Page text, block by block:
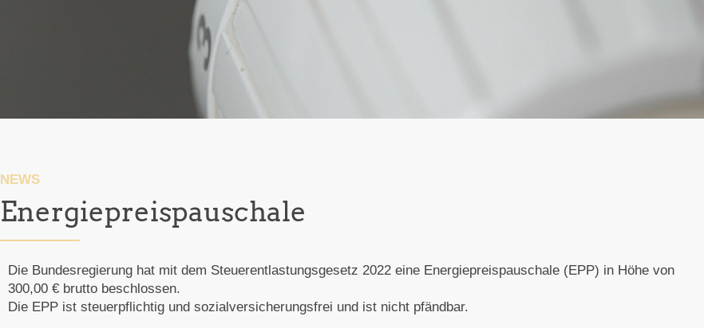
NEWS
Energiepreispauschale
Die Bundesregierung hat mit dem Steuerentlastungsgesetz 2022 eine Energiepreispauschale (EPP) in Höhe von
300,00 € brutto beschlossen.
Die EPP ist steuerpflichtig und sozialversicherungsfrei und ist nicht pfändbar.